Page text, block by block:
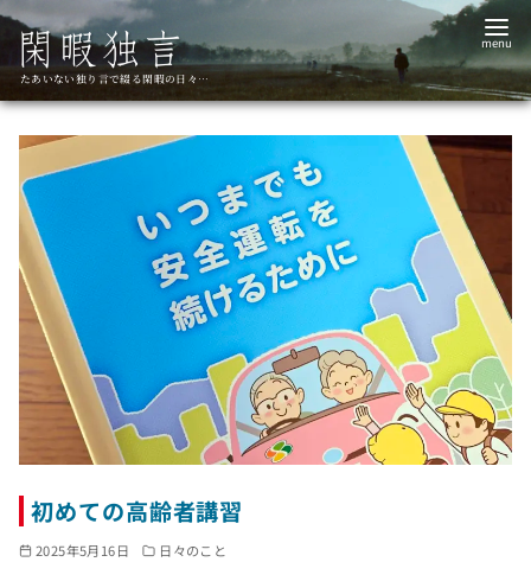
コ
テ
ン
たあいない独り言で綴る閑暇の日々…
初めての高齢者講習
2025年5月16日 日々のこと